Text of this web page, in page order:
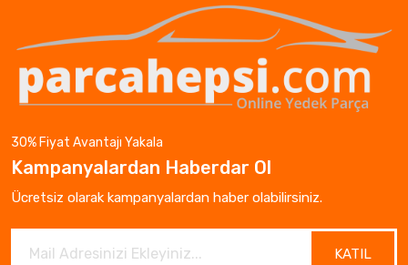
30% Fiyat Avantajı Yakala
Kampanyalardan Haberdar Ol
Ücretsiz olarak kampanyalardan haber olabilirsiniz.
KATIL